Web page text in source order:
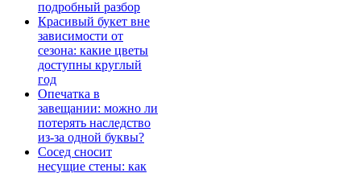
подробный разбор
Красивый букет вне
зависимости от
сезона: какие цветы
доступны круглый
год
Опечатка в
завещании: можно ли
потерять наследство
из-за одной буквы?
Сосед сносит
несущие стены: как